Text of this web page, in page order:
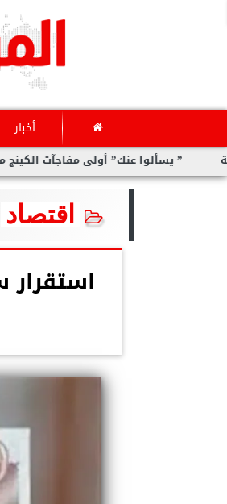
أخبار
عنك” أولى مفاجآت الكينج محمد منير لصيف
اقتصاد
استقرار